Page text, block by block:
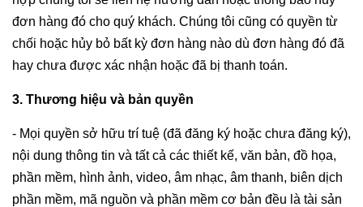
đơn hàng đó cho quý khách. Chúng tôi cũng có quyền từ
chối hoặc hủy bỏ bất kỳ đơn hàng nào dù đơn hàng đó đã
hay chưa được xác nhận hoặc đã bị thanh toán.
3. Thương hiệu và bản quyền
- Mọi quyền sở hữu trí tuệ (đã đăng ký hoặc chưa đăng ký),
nội dung thông tin và tất cả các thiết kế, văn bản, đồ họa,
phần mềm, hình ảnh, video, âm nhạc, âm thanh, biên dịch
phần mềm, mã nguồn và phần mềm cơ bản đều là tài sản